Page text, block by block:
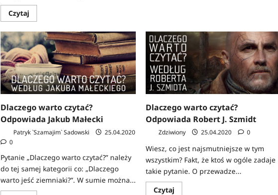
CzytajDowiedz
się
o
Książki,
ktore
trzeba
przeczytać
według
Georga
R.R.
Martina
Dlaczego warto czytać?
Odpowiada Jakub Małecki
Patryk `Szamajim` Sadowski
25.04.2020
0
Pytanie „Dlaczego warto czytać?” należy
do tej samej kategorii co: „Dlaczego
warto jeść ziemniaki?”. W sumie można...
Dlaczego warto czytać?
Odpowiada Robert J. Szmidt
Zdziwiony 25.04.2020 0
Wiesz, co jest najsmutniejsze w tym
wszystkim? Fakt, że ktoś w ogóle zadaje
takie pytanie. O przewadze...
CzytajDowiedz